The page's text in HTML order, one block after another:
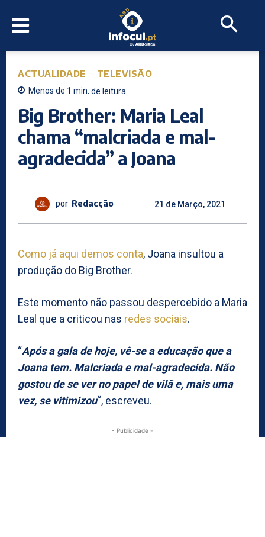
ACTUALIDADE TELEVISÃO
Menos de 1 min. de leitura
Big Brother: Maria Leal
chama “malcriada e mal-
agradecida” a Joana
por Redacção 21 de Março, 2021
Como já aqui demos conta, Joana insultou a
produção do Big Brother.
Este momento não passou despercebido a Maria
Leal que a criticou nas redes sociais.
“Após a gala de hoje, vê-se a educação que a
Joana tem. Malcriada e mal-agradecida. Não
gostou de se ver no papel de vilã e, mais uma
vez, se vitimizou“, escreveu.
- Publicidade -